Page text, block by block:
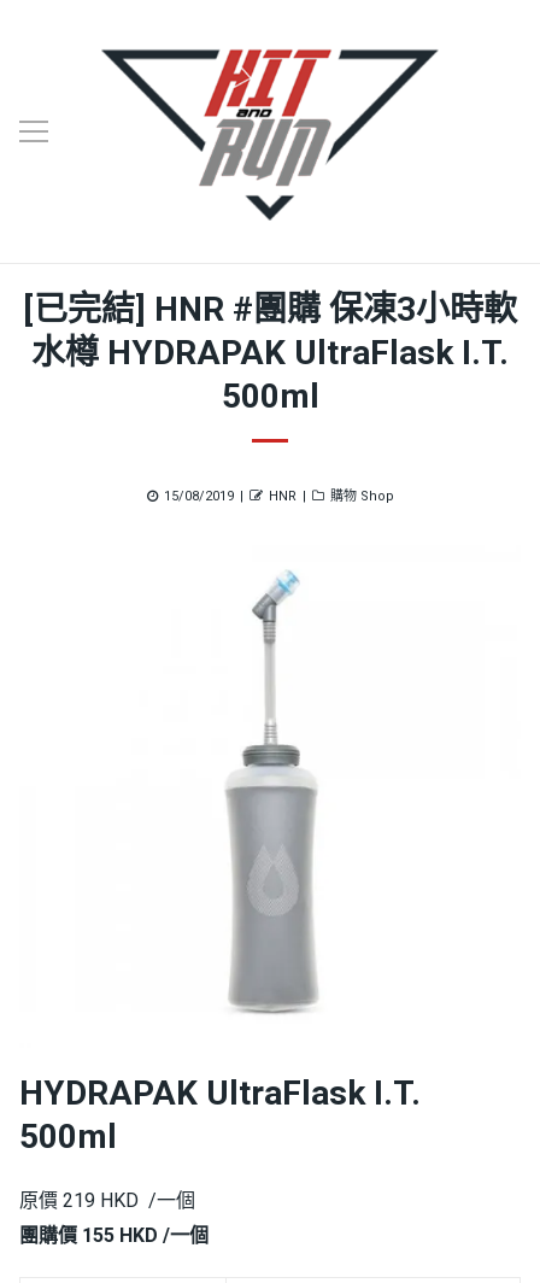
[已完結] HNR #團購 保凍3小時軟
水樽 HYDRAPAK UltraFlask I.T.
500ml
Posted
15/08/2019 Author
HNR Categories
購物 Shop
HYDRAPAK UltraFlask I.T.
500ml
原價 219 HKD /一個
團購價 155 HKD /一個